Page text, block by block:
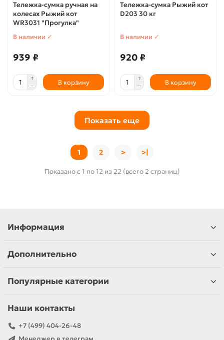
Тележка-сумка ручная на
колесах Рыжий кот
WR3031 "Прогулка"
В наличии ✓
939 ₽
В корзину
Тележка-сумка Рыжий кот
D203 30 кг
В наличии ✓
920 ₽
В корзину
Показать еще
1 2 > >|
Показано с 1 по 12 из 22 (всего 2 страниц)
Информация
Дополнительно
Популярные категории
Наши контакты
+7 (499) 404-26-48